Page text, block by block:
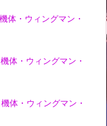
体・ウィングマン・
体・ウィングマン・
体・ウィングマン・